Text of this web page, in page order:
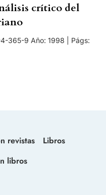
crítico del
365-9 Año: 1998 | Págs:
revistas
Libros
libros